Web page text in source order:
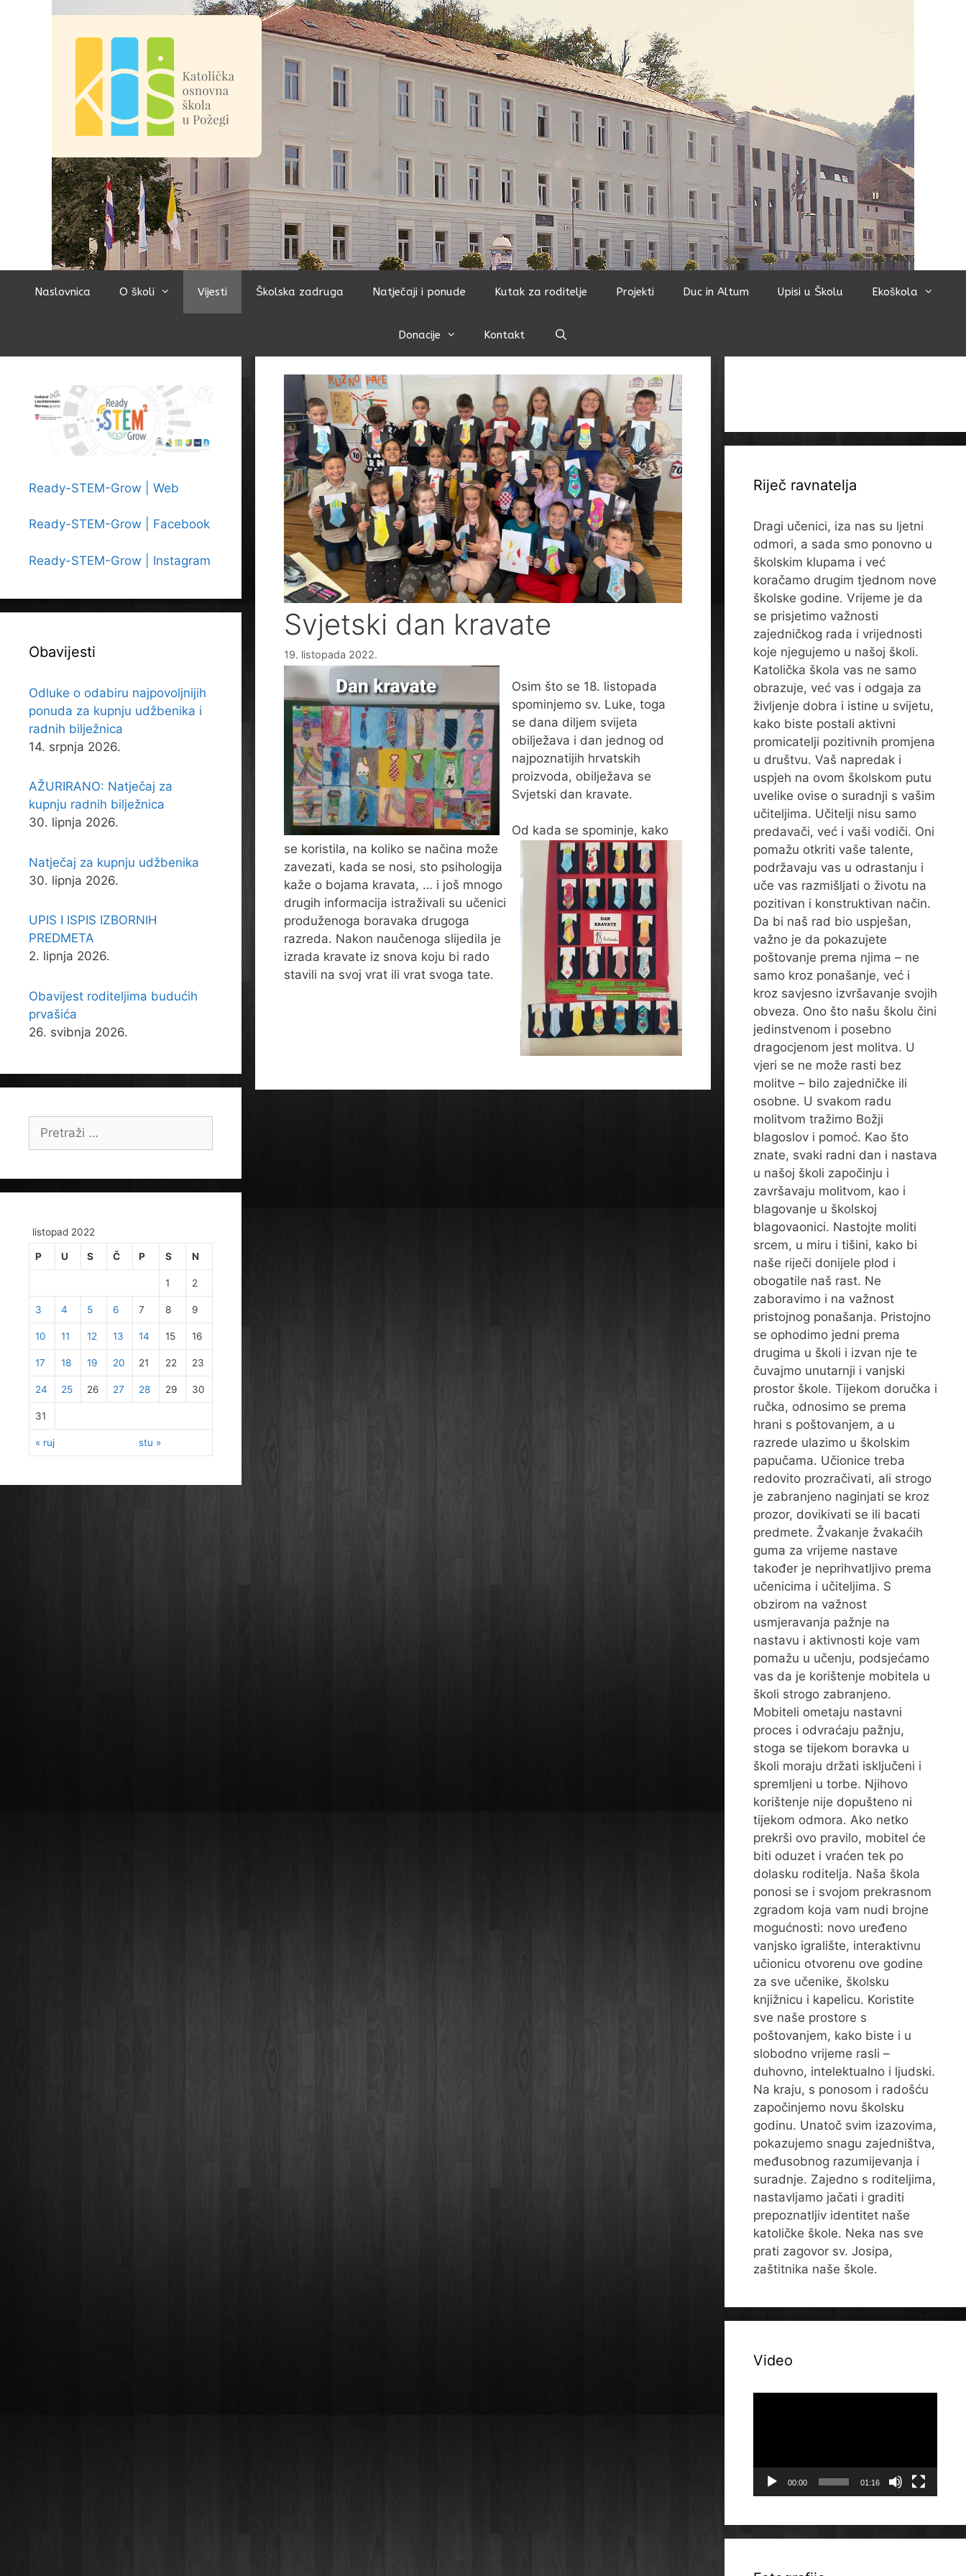
Naslovnica O školi Vijesti Školska zadruga Natječaji i ponude Kutak za roditelje Projekti Duc in Altum Upisi u Školu Ekoškola
Donacije Kontakt
Svjetski dan kravate
19. listopada 2022.
Osim što se 18. listopada
spominjemo sv. Luke, toga
se dana diljem svijeta
obilježava i dan jednog od
najpoznatijih hrvatskih
proizvoda, obilježava se
Svjetski dan kravate.
Od kada se spominje, kako
se koristila, na koliko se načina može
zavezati, kada se nosi, sto psihologija
kaže o bojama kravata, … i još mnogo
drugih informacija istraživali su učenici
produženoga boravaka drugoga
razreda. Nakon naučenoga slijedila je
izrada kravate iz snova koju bi rado
stavili na svoj vrat ili vrat svoga tate.
Ready-STEM-Grow | Web
Ready-STEM-Grow | Facebook
Ready-STEM-Grow | Instagram
Obavijesti
Odluke o odabiru najpovoljnijih
ponuda za kupnju udžbenika i
radnih bilježnica
14. srpnja 2026.
AŽURIRANO: Natječaj za
kupnju radnih bilježnica
30. lipnja 2026.
Natječaj za kupnju udžbenika
30. lipnja 2026.
UPIS I ISPIS IZBORNIH
PREDMETA
2. lipnja 2026.
Obavijest roditeljima budućih
prvašića
26. svibnja 2026.
listopad 2022
P U S Č P S N
« ruj stu »
1 2
3 4 5 6 7 8 9
10 11 12 13 14 15 16
17 18 19 20 21 22 23
24 25 26 27 28 29 30
31
Riječ ravnatelja
Dragi učenici, iza nas su ljetni
odmori, a sada smo ponovno u
školskim klupama i već
koračamo drugim tjednom nove
školske godine. Vrijeme je da
se prisjetimo važnosti
zajedničkog rada i vrijednosti
koje njegujemo u našoj školi.
Katolička škola vas ne samo
obrazuje, već vas i odgaja za
življenje dobra i istine u svijetu,
kako biste postali aktivni
promicatelji pozitivnih promjena
u društvu. Vaš napredak i
uspjeh na ovom školskom putu
uvelike ovise o suradnji s vašim
učiteljima. Učitelji nisu samo
predavači, već i vaši vodiči. Oni
pomažu otkriti vaše talente,
podržavaju vas u odrastanju i
uče vas razmišljati o životu na
pozitivan i konstruktivan način.
Da bi naš rad bio uspješan,
važno je da pokazujete
poštovanje prema njima – ne
samo kroz ponašanje, već i
kroz savjesno izvršavanje svojih
obveza. Ono što našu školu čini
jedinstvenom i posebno
dragocjenom jest molitva. U
vjeri se ne može rasti bez
molitve – bilo zajedničke ili
osobne. U svakom radu
molitvom tražimo Božji
blagoslov i pomoć. Kao što
znate, svaki radni dan i nastava
u našoj školi započinju i
završavaju molitvom, kao i
blagovanje u školskoj
blagovaonici. Nastojte moliti
srcem, u miru i tišini, kako bi
naše riječi donijele plod i
obogatile naš rast. Ne
zaboravimo i na važnost
pristojnog ponašanja. Pristojno
se ophodimo jedni prema
drugima u školi i izvan nje te
čuvajmo unutarnji i vanjski
prostor škole. Tijekom doručka i
ručka, odnosimo se prema
hrani s poštovanjem, a u
razrede ulazimo u školskim
papučama. Učionice treba
redovito prozračivati, ali strogo
je zabranjeno naginjati se kroz
prozor, dovikivati se ili bacati
predmete. Žvakanje žvakaćih
guma za vrijeme nastave
također je neprihvatljivo prema
učenicima i učiteljima. S
obzirom na važnost
usmjeravanja pažnje na
nastavu i aktivnosti koje vam
pomažu u učenju, podsjećamo
vas da je korištenje mobitela u
školi strogo zabranjeno.
Mobiteli ometaju nastavni
proces i odvraćaju pažnju,
stoga se tijekom boravka u
školi moraju držati isključeni i
spremljeni u torbe. Njihovo
korištenje nije dopušteno ni
tijekom odmora. Ako netko
prekrši ovo pravilo, mobitel će
biti oduzet i vraćen tek po
dolasku roditelja. Naša škola
ponosi se i svojom prekrasnom
zgradom koja vam nudi brojne
mogućnosti: novo uređeno
vanjsko igralište, interaktivnu
učionicu otvorenu ove godine
za sve učenike, školsku
knjižnicu i kapelicu. Koristite
sve naše prostore s
poštovanjem, kako biste i u
slobodno vrijeme rasli –
duhovno, intelektualno i ljudski.
Na kraju, s ponosom i radošću
započinjemo novu školsku
godinu. Unatoč svim izazovima,
pokazujemo snagu zajedništva,
međusobnog razumijevanja i
suradnje. Zajedno s roditeljima,
nastavljamo jačati i graditi
prepoznatljiv identitet naše
katoličke škole. Neka nas sve
prati zagovor sv. Josipa,
zaštitnika naše škole.
Video
00:00 01:16